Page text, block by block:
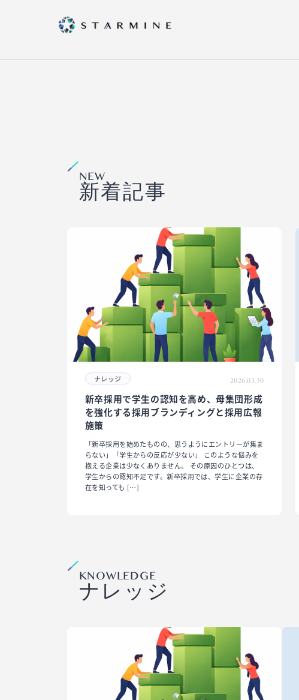
NEW
新着記事
ナレッジ 2026.03.30
新卒採用で学生の認知を高め、母集団形成
を強化する採用ブランディングと採用広報
施策
「新卒採用を始めたものの、思うようにエントリーが集ま
らない」「学生からの反応が少ない」 このような悩みを
抱える企業は少なくありません。 その原因のひとつは、
学生からの認知不足です。新卒採用では、学生に企業の存
在を知っても […]
KNOWLEDGE
ナレッジ